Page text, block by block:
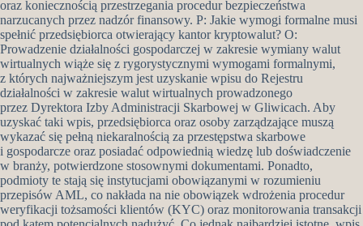
oraz koniecznością przestrzegania procedur bezpieczeństwa
narzucanych przez nadzór finansowy. P: Jakie wymogi formalne musi
spełnić przedsiębiorca otwierający kantor kryptowalut? O:
Prowadzenie działalności gospodarczej w zakresie wymiany walut
wirtualnych wiąże się z rygorystycznymi wymogami formalnymi,
z których najważniejszym jest uzyskanie wpisu do Rejestru
działalności w zakresie walut wirtualnych prowadzonego
przez Dyrektora Izby Administracji Skarbowej w Gliwicach. Aby
uzyskać taki wpis, przedsiębiorca oraz osoby zarządzające muszą
wykazać się pełną niekaralnością za przestępstwa skarbowe
i gospodarcze oraz posiadać odpowiednią wiedzę lub doświadczenie
w branży, potwierdzone stosownymi dokumentami. Ponadto,
podmioty te stają się instytucjami obowiązanymi w rozumieniu
przepisów AML, co nakłada na nie obowiązek wdrożenia procedur
weryfikacji tożsamości klientów (KYC) oraz monitorowania transakcji